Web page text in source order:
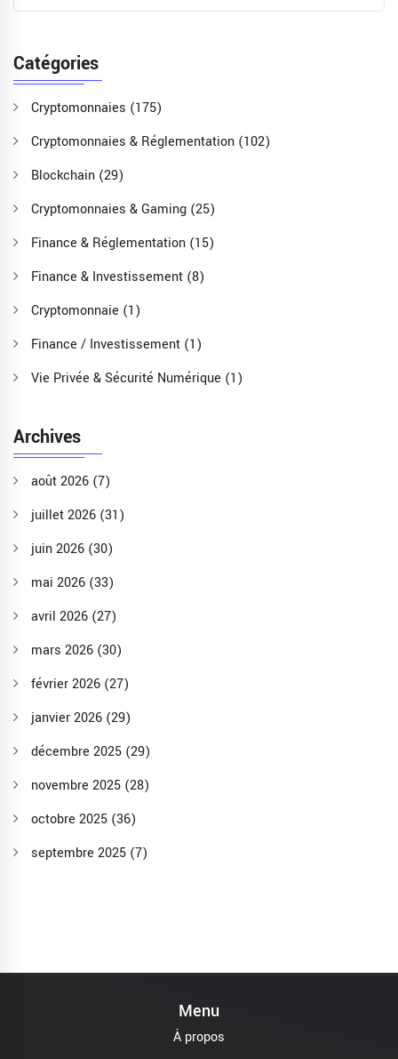
Catégories
Cryptomonnaies (175)
Cryptomonnaies & Réglementation (102)
Blockchain (29)
Cryptomonnaies & Gaming (25)
Finance & Réglementation (15)
Finance & Investissement (8)
Cryptomonnaie (1)
Finance / Investissement (1)
Vie Privée & Sécurité Numérique (1)
Archives
août 2026 (7)
juillet 2026 (31)
juin 2026 (30)
mai 2026 (33)
avril 2026 (27)
mars 2026 (30)
février 2026 (27)
janvier 2026 (29)
décembre 2025 (29)
novembre 2025 (28)
octobre 2025 (36)
septembre 2025 (7)
Menu
À propos